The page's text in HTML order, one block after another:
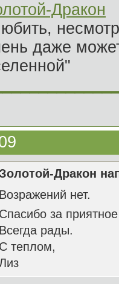
Дракон
даже
Дракон
Возражений нет.
Спасибо за
Всегда рады.
С теплом,